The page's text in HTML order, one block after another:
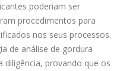
poderiam ser
procedimentos para
nos seus processos.
de análise de gordura
provando que os